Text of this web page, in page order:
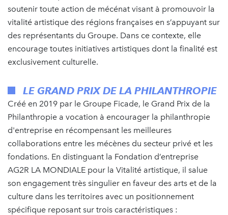
soutenir toute action de mécénat visant à promouvoir la
vitalité artistique des régions françaises en s’appuyant sur
des représentants du Groupe. Dans ce contexte, elle
encourage toutes initiatives artistiques dont la finalité est
exclusivement culturelle.
LE GRAND PRIX DE LA PHILANTHROPIE
Créé en 2019 par le Groupe Ficade, le Grand Prix de la
Philanthropie a vocation à encourager la philanthropie
d'entreprise en récompensant les meilleures
collaborations entre les mécènes du secteur privé et les
fondations. En distinguant la Fondation d’entreprise
AG2R LA MONDIALE pour la Vitalité artistique, il salue
son engagement très singulier en faveur des arts et de la
culture dans les territoires avec un positionnement
spécifique reposant sur trois caractéristiques :